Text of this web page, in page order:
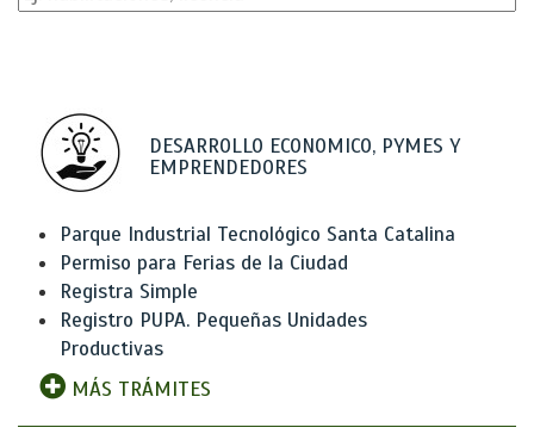
DESARROLLO ECONOMICO, PYMES Y
EMPRENDEDORES
Parque Industrial Tecnológico Santa Catalina
Permiso para Ferias de la Ciudad
Registra Simple
Registro PUPA. Pequeñas Unidades
Productivas
MÁS TRÁMITES